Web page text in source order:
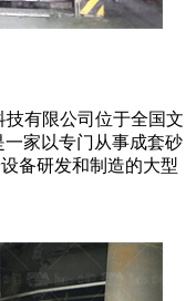
技有限公司位于全国文
家以专门从事成套砂
备研发和制造的大型